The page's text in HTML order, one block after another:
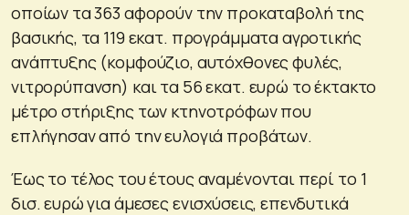
οποίων τα 363 αφορούν την προκαταβολή της
βασικής, τα 119 εκατ. προγράμματα αγροτικής
ανάπτυξης (κομφούζιο, αυτόχθονες φυλές,
νιτρορύπανση) και τα 56 εκατ. ευρώ το έκτακτο
μέτρο στήριξης των κτηνοτρόφων που
επλήγησαν από την ευλογιά προβάτων.
Έως το τέλος του έτους αναμένονται περί το 1
δισ. ευρώ για άμεσες ενισχύσεις, επενδυτικά